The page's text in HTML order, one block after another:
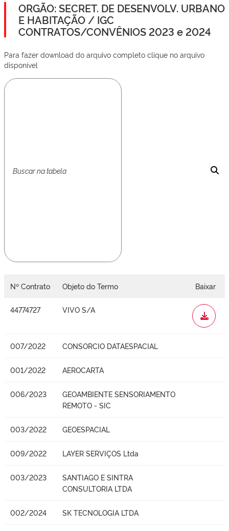
ORGÃO: SECRET. DE DESENVOLV. URBANO
E HABITAÇÃO / IGC
CONTRATOS/CONVÊNIOS 2023 e 2024
Para fazer download do arquivo completo clique no arquivo
disponível
Nº Contrato Objeto do Termo Baixar
44774727 VIVO S/A
WORD
007/2022 CONSORCIO DATAESPACIAL
001/2022 AEROCARTA
006/2023
GEOAMBIENTE SENSORIAMENTO
REMOTO - SIC
003/2022 GEOESPACIAL
009/2022 LAYER SERVIÇOS Ltda
003/2023
SANTIAGO E SINTRA
CONSULTORIA LTDA
002/2024 SK TECNOLOGIA LTDA